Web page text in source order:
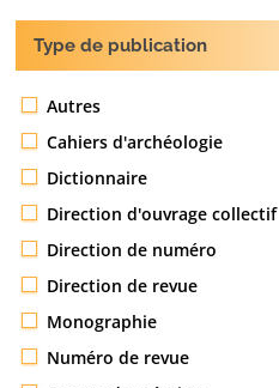
Type de publication
Autres
Cahiers d'archéologie
Dictionnaire
Direction d'ouvrage collectif
Direction de numéro
Direction de revue
Monographie
Numéro de revue